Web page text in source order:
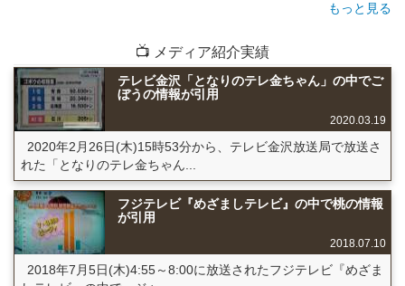
もっと見る
📺 メディア紹介実績
テレビ金沢「となりのテレ金ちゃん」の中でご
ぼうの情報が引用
2020.03.19
2020年2月26日(木)15時53分から、テレビ金沢放送局で放送さ
れた「となりのテレ金ちゃん...
フジテレビ『めざましテレビ』の中で桃の情報
が引用
2018.07.10
2018年7月5日(木)4:55～8:00に放送されたフジテレビ『めざま